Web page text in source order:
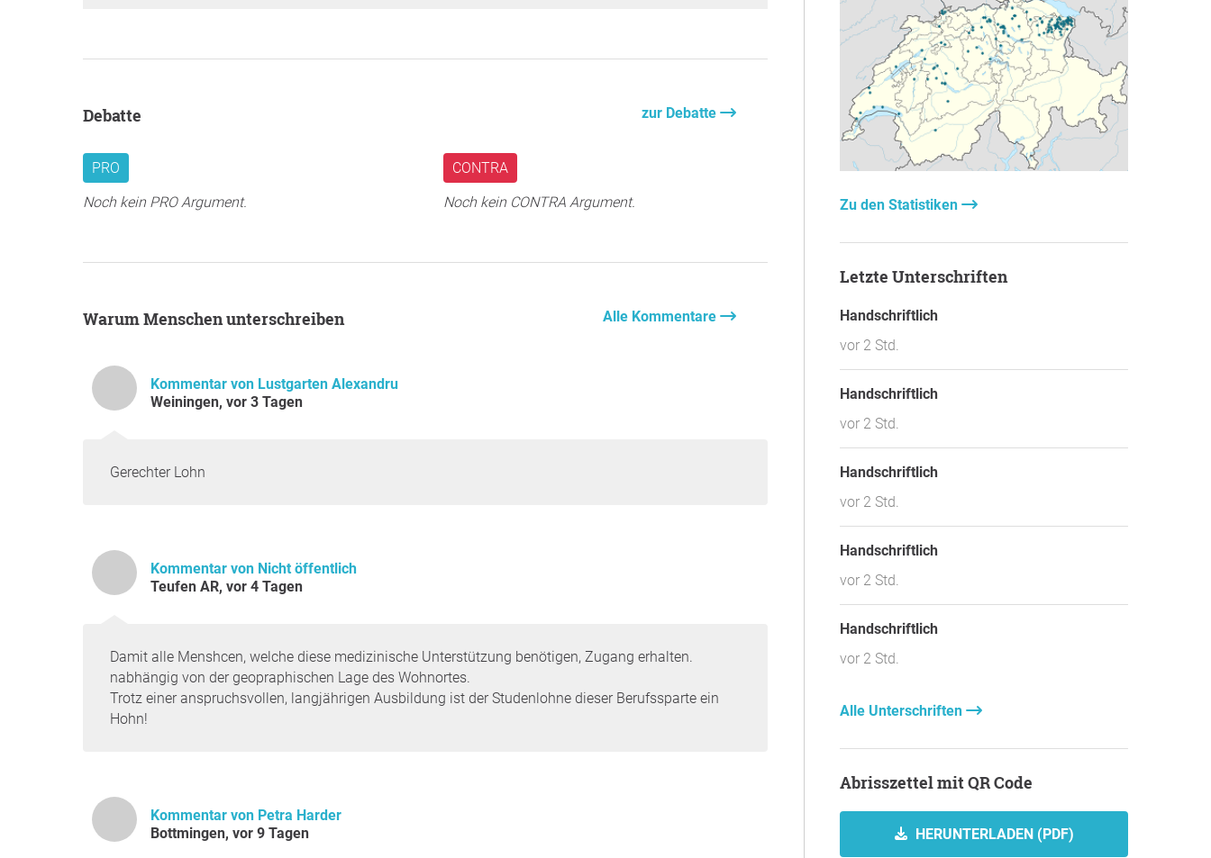
Debatte zur Debatte
PRO
Noch kein PRO Argument.
CONTRA
Noch kein CONTRA Argument.
Warum Menschen unterschreiben Alle Kommentare
Kommentar von Lustgarten Alexandru
Weiningen, vor 3 Tagen
Gerechter Lohn
Kommentar von Nicht öffentlich
Teufen AR, vor 4 Tagen
Damit alle Menshcen, welche diese medizinische Unterstützung benötigen, Zugang erhalten.
nabhängig von der geopraphischen Lage des Wohnortes.
Trotz einer anspruchsvollen, langjährigen Ausbildung ist der Studenlohne dieser Berufssparte ein
Hohn!
Kommentar von Petra Harder
Bottmingen, vor 9 Tagen
Zu den Statistiken
Letzte Unterschriften
Handschriftlich
vor 2 Std.
Handschriftlich
vor 2 Std.
Handschriftlich
vor 2 Std.
Handschriftlich
vor 2 Std.
Handschriftlich
vor 2 Std.
Alle Unterschriften
Abrisszettel mit QR Code
HERUNTERLADEN (PDF)